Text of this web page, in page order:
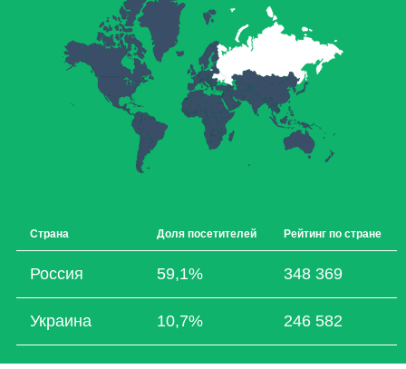
Страна Доля посетителей Рейтинг по стране
Россия 59,1% 348 369
Украина 10,7% 246 582